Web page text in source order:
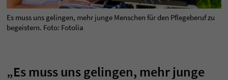
Es muss uns gelingen, mehr junge Menschen für den Pflegeberuf zu
begeistern. Foto: Fotolia
„Es muss uns gelingen, mehr junge